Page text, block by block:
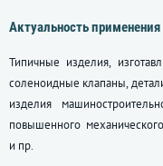
Актуальность применения
Типичные изделия,
соленоидные клапаны,
изделия
повышенного
и пр.